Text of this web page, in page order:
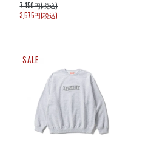
7,150円(税込)
3,575円(税込)
SALE